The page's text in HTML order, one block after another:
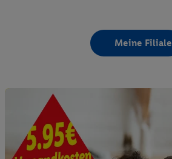
Meine Filiale